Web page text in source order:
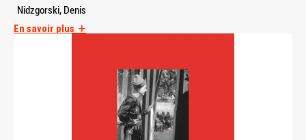
Nidzgorski, Denis
En savoir plus